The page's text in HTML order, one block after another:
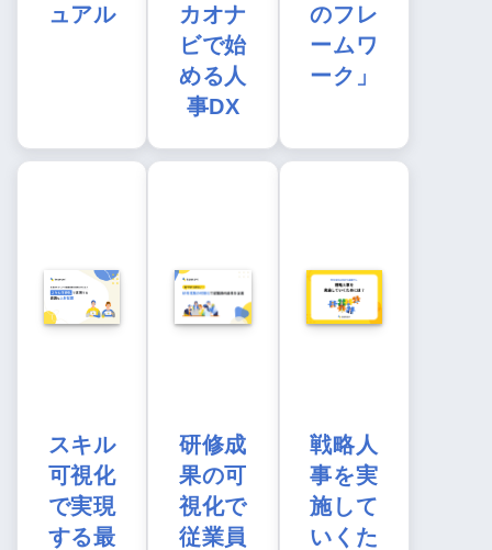
ュアル
カオナ
ビで始
める人
事DX
のフレ
ームワ
ーク」
スキル
可視化
で実現
する最
研修成
果の可
視化で
従業員
戦略人
事を実
施して
いくた